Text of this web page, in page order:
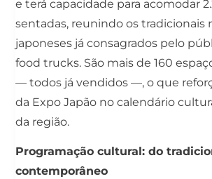
e terá capacidade para acomodar
sentadas, reunindo os tradicionais
japoneses já consagrados pelo
food trucks. São mais de 160
— todos já vendidos —, o que
da Expo Japão no calendário
da região.
Programação cultural: do
contemporâneo